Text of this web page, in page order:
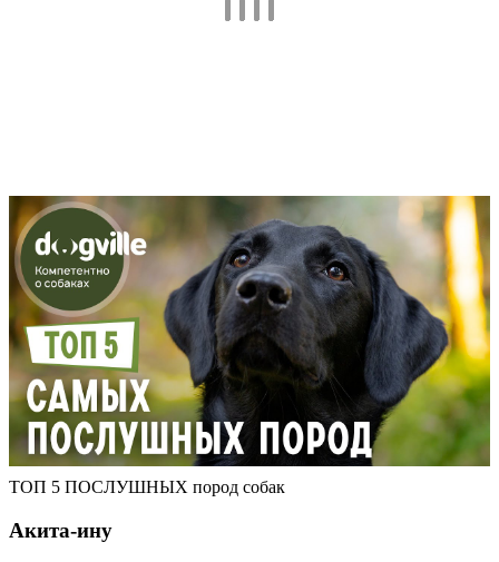
ТОП 5 ПОСЛУШНЫХ пород собак
Акита-ину